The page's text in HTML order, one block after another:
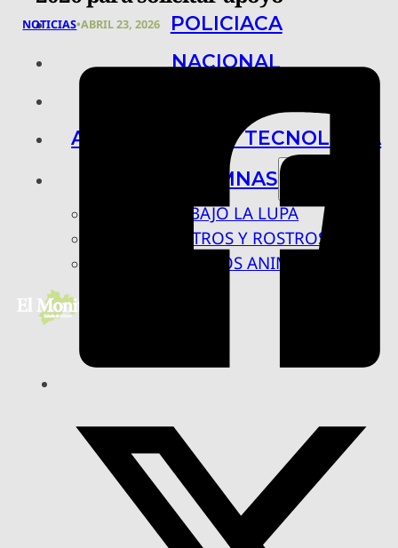
POLICIACA
NACIONAL
ARTE, CIENCIA Y TECNOLOGÍA
COLUMNAS
BAJO LA LUPA
RASTROS Y ROSTROS
VÍNCULOS ANIMALES
NOTICIAS•ABRIL 23, 2026